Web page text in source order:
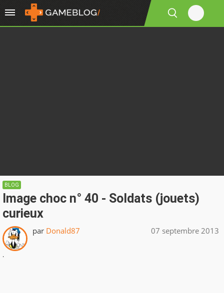
BLOG
Image choc n° 40 - Soldats (jouets)
curieux
par Donald87 07 septembre 2013
.